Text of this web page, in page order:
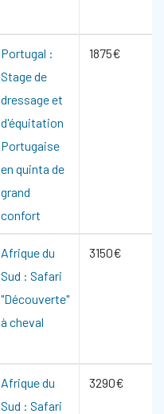
Portugal :
Stage de
dressage et
d'équitation
Portugaise
en quinta de
grand
confort
1875€
Afrique du
Sud : Safari
"Découverte"
à cheval
3150€
Afrique du
Sud : Safari
3290€